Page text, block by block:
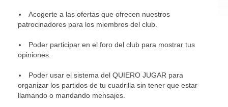
Acogerte a las ofertas que ofrecen nuestros
patrocinadores para los miembros del club.
Poder participar en el foro del club para mostrar tus
opiniones.
Poder usar el sistema del QUIERO JUGAR para
organizar los partidos de tu cuadrilla sin tener que estar
llamando o mandando mensajes.